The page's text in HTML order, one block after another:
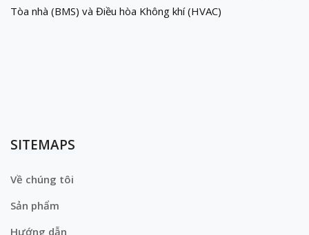
Tòa nhà (BMS) và Điều hòa Không khí (HVAC)
SITEMAPS
Về chúng tôi
Sản phẩm
Hướng dẫn